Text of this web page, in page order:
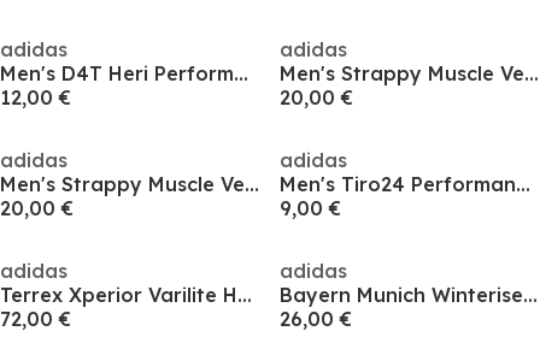
adidas
Men's D4T Heri Performance Gym Vest
12,00 €
adidas
Men's Strappy Muscle Vest
20,00 €
adidas
Men's Strappy Muscle Vest
20,00 €
adidas
Men's Tiro24 Performance Vest
9,00 €
adidas
Terrex Xperior Varilite Hybrid PrimaLoft Vest Mens
72,00 €
adidas
Bayern Munich Winterised Vest 24/25 Mens
26,00 €